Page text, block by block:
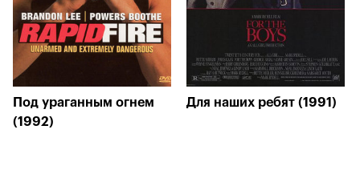
Под ураганным огнем
(1992)
Для наших ребят (1991)